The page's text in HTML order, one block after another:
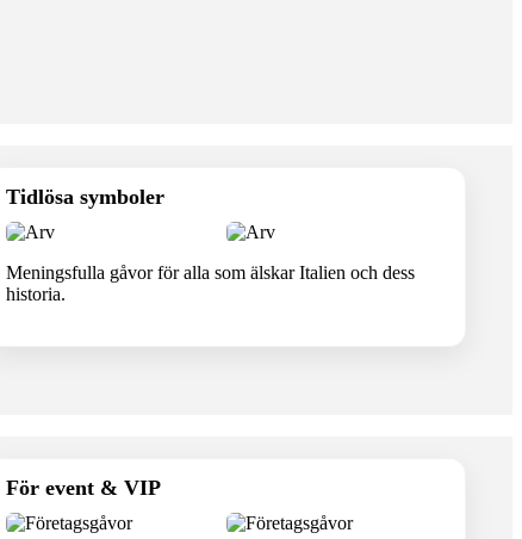
Tidlösa symboler
Meningsfulla gåvor för alla som älskar Italien och dess
historia.
För event & VIP